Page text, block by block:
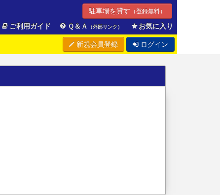
駐車場を貸す （登録無料）
ご利用ガイド Ｑ＆Ａ （外部リンク） お気に入り
新規会員登録 ログイン